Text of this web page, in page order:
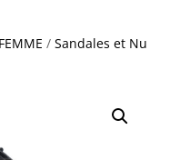
/ Sandales et Nu